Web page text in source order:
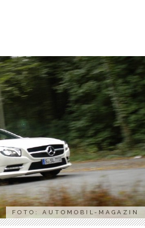
FOTO: AUTOMOBIL-MAGAZIN